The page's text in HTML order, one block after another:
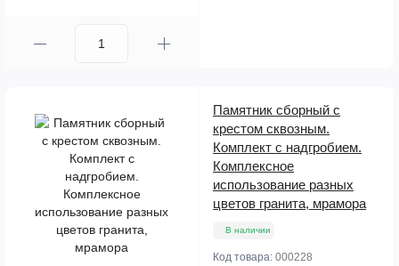
Памятник сборный с
крестом сквозным.
Комплект с надгробием.
Комплексное
использование разных
цветов гранита, мрамора
В наличии
Код товара: 000228